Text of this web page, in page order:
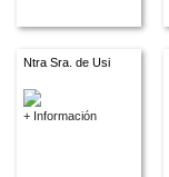
Ntra Sra. de Usi
+ Información